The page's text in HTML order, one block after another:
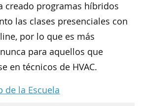
creado programas híbridos
las clases presenciales con
por lo que es más
para aquellos que
en técnicos de HVAC.
de la Escuela